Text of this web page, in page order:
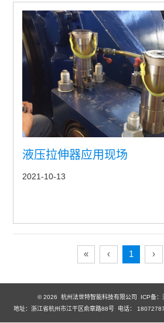
液压拉伸器应用现场
2021-10-13
« ‹ 1 ›
© 2026 杭州法世特智能科技有限公司
ICP备
地址：浙江省杭州市江干区俞章路88号 电话：